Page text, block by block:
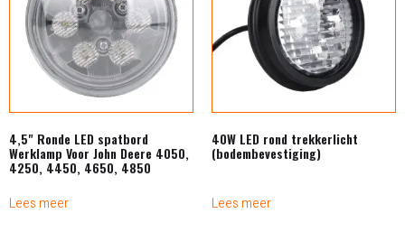
4,5" Ronde LED spatbord
Werklamp Voor John Deere 4050,
4250, 4450, 4650, 4850
Lees meer
40W LED rond trekkerlicht
(bodembevestiging)
Lees meer